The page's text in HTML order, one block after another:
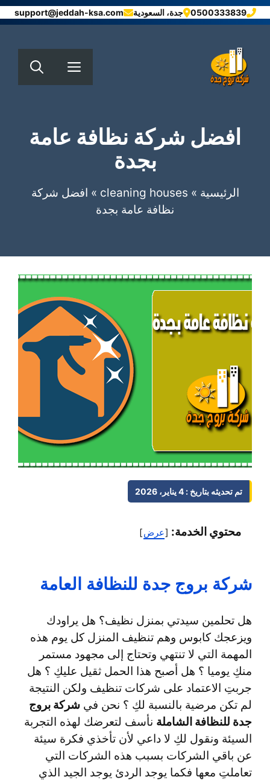
انتقل
إلى
0500333839 جدة، السعودية support@jeddah-ksa.com
القائمة
افضل شركة نظافة عامة
بجدة
الرئيسية »
cleaning houses
» افضل شركة
نظافة عامة بجدة
تم تحديثه بتاريخ : 4 يناير، 2026
محتوي الخدمة: عرض
شركة بروج جدة للنظافة العامة
هل تحلمين سيدتي بمنزل نظيف؟ هل يراودك
ويزعجك كابوس وهم تنظيف المنزل كل يوم هذه
المهمة التي لا تنتهي وتحتاج إلى مجهود مستمر
منكِ يوميا ؟ هل أصبح هذا الحمل ثقيل عليكِ ؟ هل
جربتِ الاعتماد على شركات تنظيف ولكن النتيجة
لم تكن مرضية بالنسبة لكِ ؟ نحن في شركة بروج
جدة للنظافة الشاملة نأسف لتعرضك لهذه التجربة
السيئة ونقول لكِ لا داعي لأن تأخذي فكرة سيئة
عن باقي الشركات بسبب هذه الشركات التي
تعاملتِ معها فكما يوجد الردئ يوجد الجيد الذي